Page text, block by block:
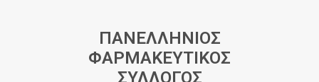
ΠΑΝΕΛΛΗΝΙΟΣ
ΦΑΡΜΑΚΕΥΤΙΚΟΣ
ΣΥΛΛΟΓΟΣ